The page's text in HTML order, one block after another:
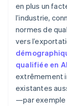
en plus un
l’industrie,
normes de
vers
qualifiée en
extrêmement
existantes
—par exemple